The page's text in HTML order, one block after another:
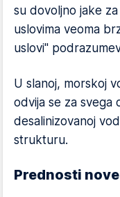
su dovoljno jake
uslovima veoma
uslovi"
U slanoj, morskoj
odvija se za svega
desalinizovanoj
strukturu.
Prednosti